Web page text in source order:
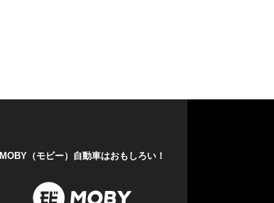
MOBY（モビー）自動車はおもしろい！